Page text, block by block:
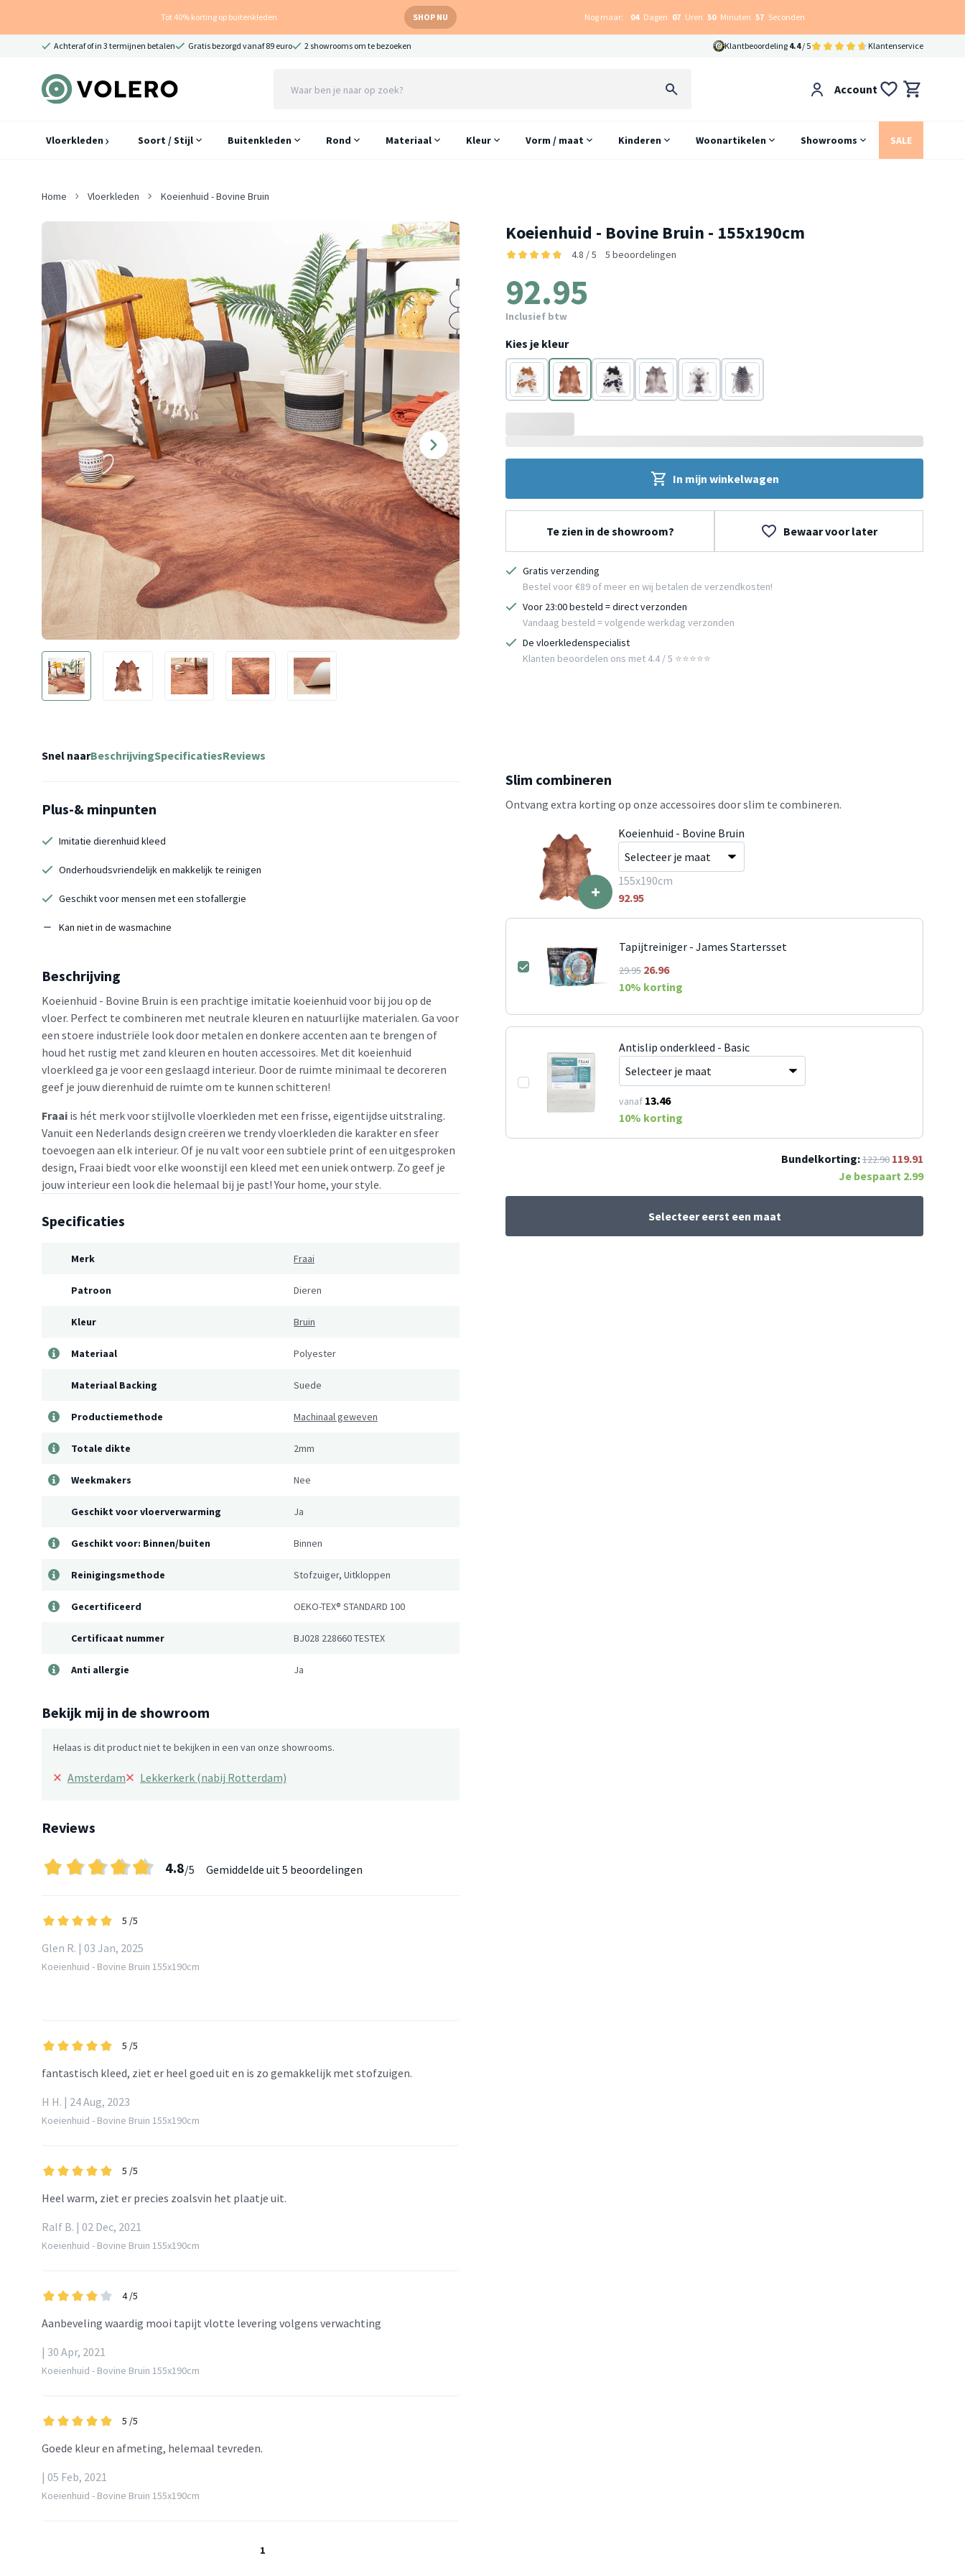
Tot 40% korting op buitenkleden SHOP NU Nog maar: 04 Dagen 07 Uren 50 Minuten 56 Seconden
Achteraf of in 3 termijnen betalen Gratis bezorgd vanaf 89 euro 2 showrooms om te bezoeken Klantbeoordeling 4.4/ 5 Klantenservice
Account
Vloerkleden Soort / Stijl Buitenkleden Rond Materiaal Kleur Vorm / maat Kinderen Woonartikelen Showrooms SALE
Home Vloerkleden Koeienhuid - Bovine Bruin
Koeienhuid - Bovine Bruin - 155x190cm
4.8 / 5 5 beoordelingen
92.95
Inclusief btw
Kies je kleur
Wit Bruin Zwart/WitGrijs Wit Zwart/Wit
In mijn winkelwagen
Te zien in de showroom? Bewaar voor later
Gratis verzending
Bestel voor €89 of meer en wij betalen de verzendkosten!
Voor 23:00 besteld = direct verzonden
Vandaag besteld = volgende werkdag verzonden
De vloerkledenspecialist
Klanten beoordelen ons met 4.4 / 5 ⭐⭐⭐⭐⭐
Snel naarBeschrijvingSpecificatiesReviews
Plus-& minpunten
Imitatie dierenhuid kleed
Onderhoudsvriendelijk en makkelijk te reinigen
Geschikt voor mensen met een stofallergie
Kan niet in de wasmachine
Beschrijving
Koeienhuid - Bovine Bruin is een prachtige imitatie koeienhuid voor bij jou op de
vloer. Perfect te combineren met neutrale kleuren en natuurlijke materialen. Ga voor
een stoere industriële look door metalen en donkere accenten aan te brengen of
houd het rustig met zand kleuren en houten accessoires. Met dit koeienhuid
vloerkleed ga je voor een geslaagd interieur. Door de ruimte minimaal te decoreren
geef je jouw dierenhuid de ruimte om te kunnen schitteren!
Fraai is hét merk voor stijlvolle vloerkleden met een frisse, eigentijdse uitstraling.
Vanuit een Nederlands design creëren we trendy vloerkleden die karakter en sfeer
toevoegen aan elk interieur. Of je nu valt voor een subtiele print of een uitgesproken
design, Fraai biedt voor elke woonstijl een kleed met een uniek ontwerp. Zo geef je
jouw interieur een look die helemaal bij je past! Your home, your style.
Specificaties
Merk Fraai
Patroon Dieren
Kleur Bruin
Materiaal Polyester
Materiaal Backing Suede
Productiemethode Machinaal geweven
Totale dikte 2mm
Weekmakers Nee
Geschikt voor vloerverwarming Ja
Geschikt voor: Binnen/buiten Binnen
Reinigingsmethode Stofzuiger, Uitkloppen
Gecertificeerd OEKO-TEX® STANDARD 100
Certificaat nummer BJ028 228660 TESTEX
Anti allergie Ja
Bekijk mij in de showroom
Helaas is dit product niet te bekijken in een van onze showrooms.
× Amsterdam× Lekkerkerk (nabij Rotterdam)
Reviews
4.8/5 Gemiddelde uit5 beoordelingen
5 /5
Glen R. | 03 Jan, 2025
Koeienhuid - Bovine Bruin 155x190cm
5 /5
fantastisch kleed, ziet er heel goed uit en is zo gemakkelijk met stofzuigen.
H H. | 24 Aug, 2023
Koeienhuid - Bovine Bruin 155x190cm
5 /5
Heel warm, ziet er precies zoalsvin het plaatje uit.
Ralf B. | 02 Dec, 2021
Koeienhuid - Bovine Bruin 155x190cm
4 /5
Aanbeveling waardig mooi tapijt vlotte levering volgens verwachting
| 30 Apr, 2021
Koeienhuid - Bovine Bruin 155x190cm
5 /5
Goede kleur en afmeting, helemaal tevreden.
| 05 Feb, 2021
Koeienhuid - Bovine Bruin 155x190cm
1
Slim combineren
Ontvang extra korting op onze accessoires door slim te combineren.
+
Koeienhuid - Bovine Bruin
155x190cm
92.95
Tapijtreiniger - James Startersset
29.95 26.96
10% korting
Antislip onderkleed - Basic
vanaf 13.46
10% korting
Bundelkorting:122.90 119.91
Je bespaart 2.99
Selecteer eerst een maat